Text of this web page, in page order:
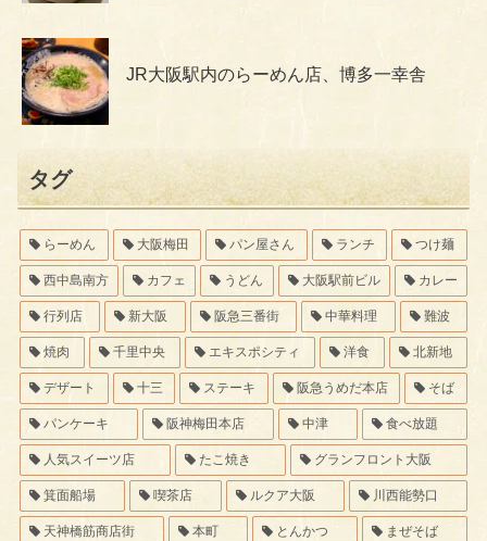
JR大阪駅内のらーめん店、博多一幸舎
タグ
らーめん 大阪梅田 パン屋さん ランチ つけ麺
西中島南方 カフェ うどん 大阪駅前ビル カレー
行列店 新大阪 阪急三番街 中華料理 難波
焼肉 千里中央 エキスポシティ 洋食 北新地
デザート 十三 ステーキ 阪急うめだ本店 そば
パンケーキ 阪神梅田本店 中津 食べ放題
人気スイーツ店 たこ焼き グランフロント大阪
箕面船場 喫茶店 ルクア大阪 川西能勢口
天神橋筋商店街 本町 とんかつ まぜそば